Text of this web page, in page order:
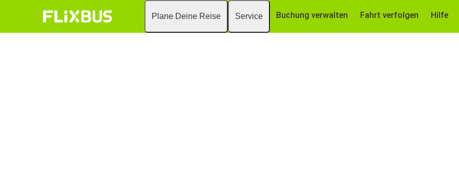
Plane Deine Reise Service Buchung verwalten Fahrt verfolgen Hilfe